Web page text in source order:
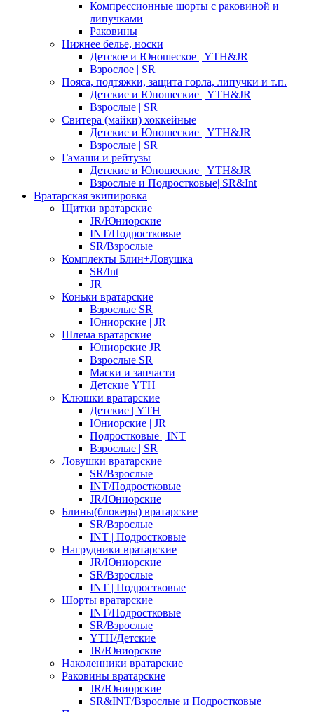
Компрессионные шорты с раковиной и
липучками
Раковины
Нижнее белье, носки
Детское и Юношеское | YTH&JR
Взрослое | SR
Пояса, подтяжки, защита горла, липучки и т.п.
Детские и Юношеские | YTH&JR
Взрослые | SR
Свитера (майки) хоккейные
Детские и Юношеские | YTH&JR
Взрослые | SR
Гамаши и рейтузы
Детские и Юношеские | YTH&JR
Взрослые и Подростковые| SR&Int
Вратарская экипировка
Щитки вратарские
JR/Юниорские
INT/Подростковые
SR/Взрослые
Комплекты Блин+Ловушка
SR/Int
JR
Коньки вратарские
Взрослые SR
Юниорские | JR
Шлема вратарские
Юниорские JR
Взрослые SR
Маски и запчасти
Детские YTH
Клюшки вратарские
Детские | YTH
Юниорские | JR
Подростковые | INT
Взрослые | SR
Ловушки вратарские
SR/Взрослые
INT/Подростковые
JR/Юниорские
Блины(блокеры) вратарские
SR/Взрослые
INT | Подростковые
Нагрудники вратарские
JR/Юниорские
SR/Взрослые
INT | Подростковые
Шорты вратарские
INT/Подростковые
SR/Взрослые
YTH/Детские
JR/Юниорские
Наколенники вратарские
Раковины вратарские
JR/Юниорские
SR&INT/Взрослые и Подростковые